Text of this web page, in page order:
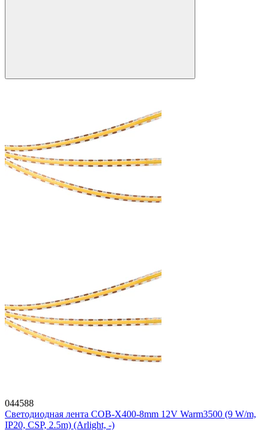
044588
Светодиодная лента COB-X400-8mm 12V Warm3500 (9 W/m,
IP20, CSP, 2.5m) (Arlight, -)